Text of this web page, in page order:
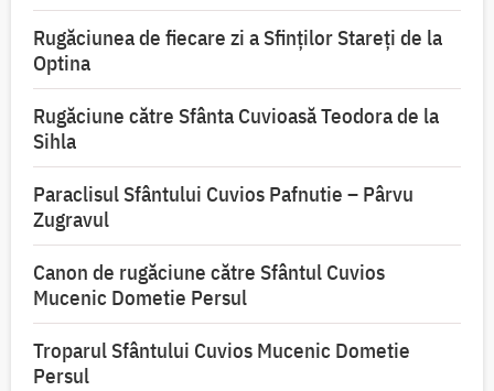
Rugăciunea de fiecare zi a Sfinților Stareți de la
Optina
Rugăciune către Sfânta Cuvioasă Teodora de la
Sihla
Paraclisul Sfântului Cuvios Pafnutie – Pârvu
Zugravul
Canon de rugăciune către Sfântul Cuvios
Mucenic Dometie Persul
Troparul Sfântului Cuvios Mucenic Dometie
Persul